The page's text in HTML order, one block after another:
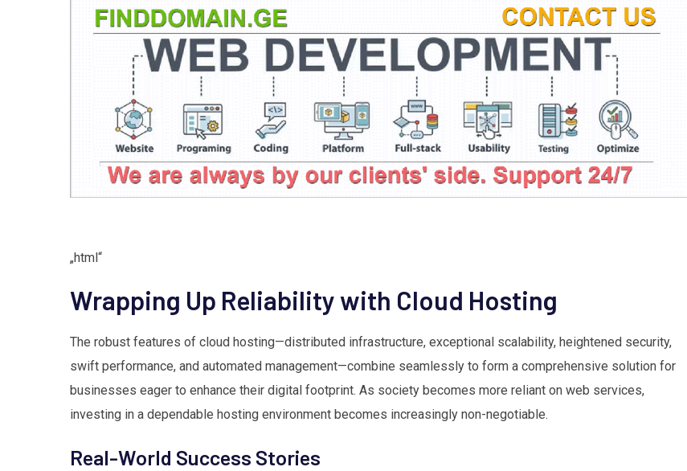
„html“
Wrapping Up Reliability with Cloud Hosting
The robust features of cloud hosting—distributed infrastructure, exceptional scalability, heightened security,
swift performance, and automated management—combine seamlessly to form a comprehensive solution for
businesses eager to enhance their digital footprint. As society becomes more reliant on web services,
investing in a dependable hosting environment becomes increasingly non-negotiable.
Real-World Success Stories